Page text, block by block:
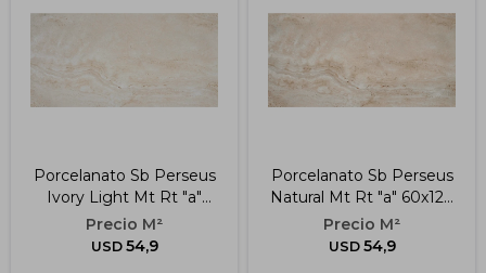
Porcelanato Sb Perseus
Ivory Light Mt Rt "a"
60x120 Cm
USD 54,9
Porcelanato Sb Perseus
Natural Mt Rt "a" 60x120
Cm
USD 54,9